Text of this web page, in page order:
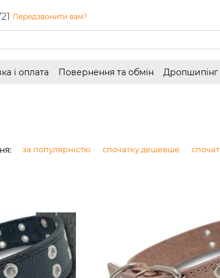
Передзвонити вам?
і оплата Повернення та обмін Дропшипінг
за популярністю спочатку дешевше